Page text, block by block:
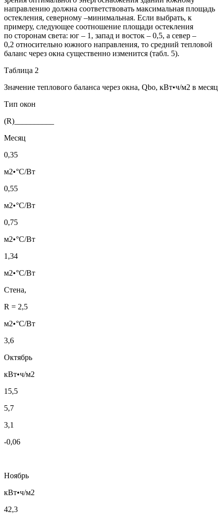
направлению должна соответствовать максимальная площадь
остекления, северному –минимальная. Если выбрать, к
примеру, следующее соотношение площади остекления
по сторонам света: юг – 1, запад и восток – 0,5, а север –
0,2 относительно южного направления, то средний тепловой
баланс через окна существенно изменится (табл. 5).
Таблица 2
Значение теплового баланса через окна, Qbo, кВт•ч/м2 в месяц
Тип окон
(R)__________
Месяц
0,35
м2•°С/Вт
0,55
м2•°С/Вт
0,75
м2•°С/Вт
1,34
м2•°С/Вт
Стена,
R = 2,5
м2•°С/Вт
3,6
Октябрь
кВт•ч/м2
15,5
5,7
3,1
-0,06
Ноябрь
кВт•ч/м2
42,3